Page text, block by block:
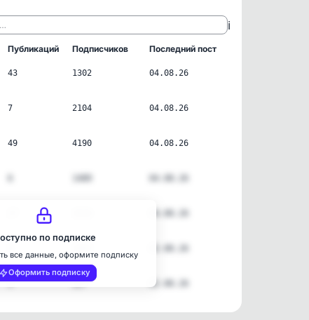
ℹ️
Публикаций Подписчиков
Последний пост
43 1302 04.08.26
7 2104 04.08.26
49 4190 04.08.26
3 227 02.08.26
по подписке
все данные, оформите подписку
Оформить подписку